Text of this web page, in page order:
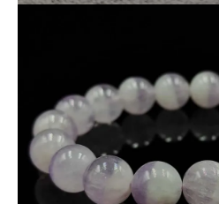
・一粒で2つの表情を楽しめる